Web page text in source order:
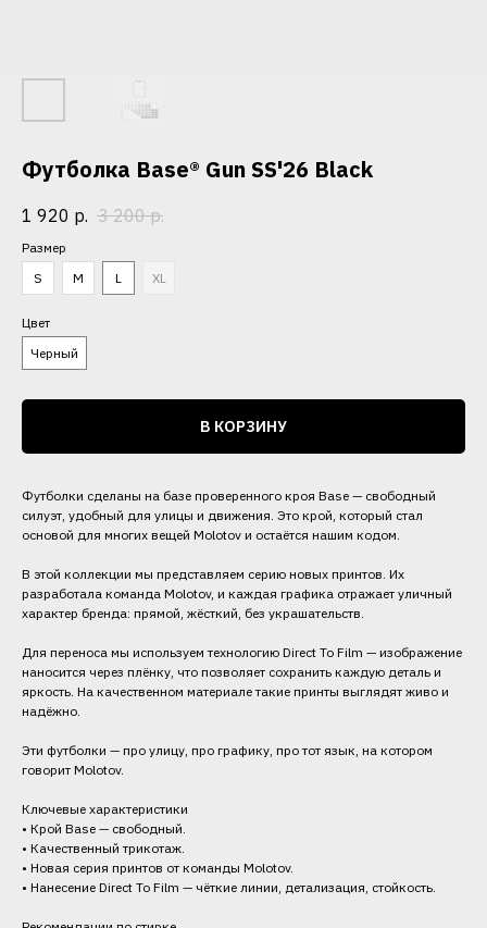
Футболка Base® Gun SS'26 Black
1 920 р. 3 200 р.
Размер
S
M L XL
Цвет
Черный
В КОРЗИНУ
Футболки сделаны на базе проверенного кроя Base — свободный
силуэт, удобный для улицы и движения. Это крой, который стал
основой для многих вещей Molotov и остаётся нашим кодом.
В этой коллекции мы представляем серию новых принтов. Их
разработала команда Molotov, и каждая графика отражает уличный
характер бренда: прямой, жёсткий, без украшательств.
Для переноса мы используем технологию Direct To Film — изображение
наносится через плёнку, что позволяет сохранить каждую деталь и
яркость. На качественном материале такие принты выглядят живо и
надёжно.
Эти футболки — про улицу, про графику, про тот язык, на котором
говорит Molotov.
Ключевые характеристики
• Крой Base — свободный.
• Качественный трикотаж.
• Новая серия принтов от команды Molotov.
• Нанесение Direct To Film — чёткие линии, детализация, стойкость.